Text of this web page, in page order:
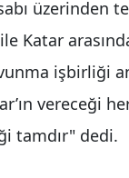
üzerinden
Katar
işbirliği
vereceği
tamdır" dedi.